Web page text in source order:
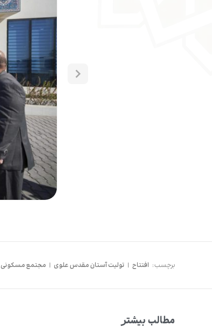
برچسب: افتتاح | تولیت آستان مقدس علوی | مجتمع مسکونی
مطالب بیشتر